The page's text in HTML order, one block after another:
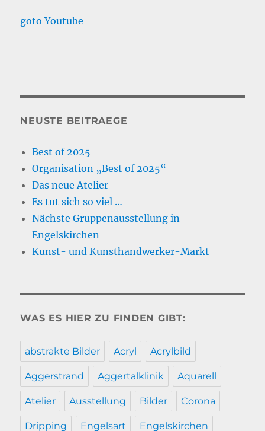
goto Youtube
NEUSTE BEITRAEGE
Best of 2025
Organisation „Best of 2025“
Das neue Atelier
Es tut sich so viel …
Nächste Gruppenausstellung in
Engelskirchen
Kunst- und Kunsthandwerker-Markt
WAS ES HIER ZU FINDEN GIBT:
abstrakte Bilder Acryl Acrylbild
Aggerstrand Aggertalklinik Aquarell
Atelier Ausstellung Bilder Corona
Dripping Engelsart Engelskirchen